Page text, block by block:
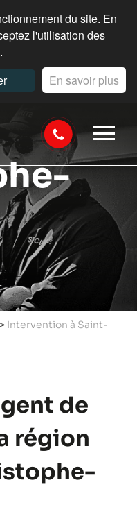
du site. En
l'utilisation des
En savoir plus
à
> Intervention à Saint-
de
région